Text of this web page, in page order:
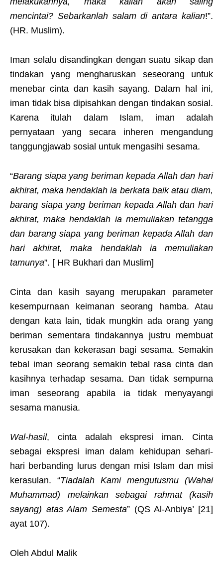
mencintai? Sebarkanlah salam di antara kalian!”.
(HR. Muslim).
Iman selalu disandingkan dengan suatu sikap dan
tindakan yang mengharuskan seseorang untuk
menebar cinta dan kasih sayang. Dalam hal ini,
iman tidak bisa dipisahkan dengan tindakan sosial.
Karena itulah dalam Islam, iman adalah
pernyataan yang secara inheren mengandung
tanggungjawab sosial untuk mengasihi sesama.
“Barang siapa yang beriman kepada Allah dan hari
akhirat, maka hendaklah ia berkata baik atau diam,
barang siapa yang beriman kepada Allah dan hari
akhirat, maka hendaklah ia memuliakan tetangga
dan barang siapa yang beriman kepada Allah dan
hari akhirat, maka hendaklah ia memuliakan
tamunya”. [ HR Bukhari dan Muslim]
Cinta dan kasih sayang merupakan parameter
kesempurnaan keimanan seorang hamba. Atau
dengan kata lain, tidak mungkin ada orang yang
beriman sementara tindakannya justru membuat
kerusakan dan kekerasan bagi sesama. Semakin
tebal iman seorang semakin tebal rasa cinta dan
kasihnya terhadap sesama. Dan tidak sempurna
iman seseorang apabila ia tidak menyayangi
sesama manusia.
Wal-hasil, cinta adalah ekspresi iman. Cinta
sebagai ekspresi iman dalam kehidupan sehari-
hari berbanding lurus dengan misi Islam dan misi
kerasulan. “Tiadalah Kami mengutusmu (Wahai
Muhammad) melainkan sebagai rahmat (kasih
sayang) atas Alam Semesta” (QS Al-Anbiya’ [21]
ayat 107).
Oleh Abdul Malik